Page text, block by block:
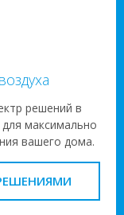
решений в
максимально
вашего дома.